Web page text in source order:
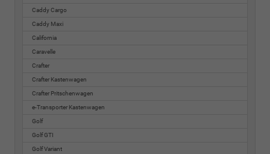
Caddy Cargo
Caddy Maxi
California
Caravelle
Crafter
Crafter Kastenwagen
Crafter Pritschenwagen
e-Transporter Kastenwagen
Golf
Golf GTI
Golf Variant